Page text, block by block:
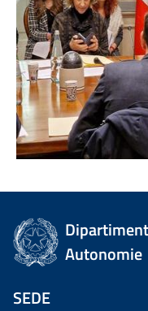
Autonomie
SEDE